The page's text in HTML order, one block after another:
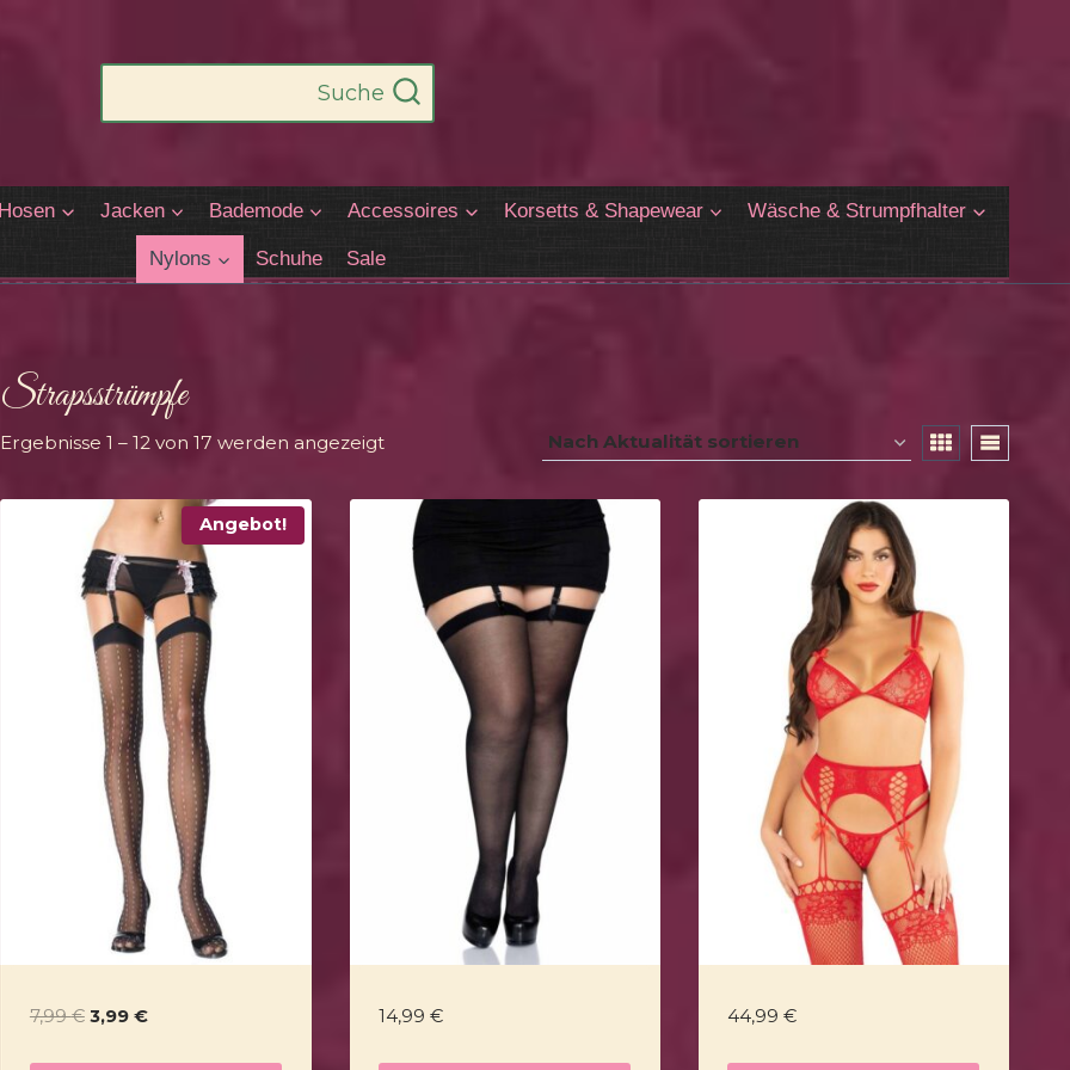
Suche
Hosen Jacken Bademode Accessoires Korsetts & Shapewear Wäsche & Strumpfhalter
Nylons Schuhe Sale
Strapsstrümpfe
Ergebnisse 1 – 12 von 17 werden angezeigtNach
sortiert
Angebot!
7,99€ Ursprünglicher
3,99 €Aktueller
14,99€ 44,99€